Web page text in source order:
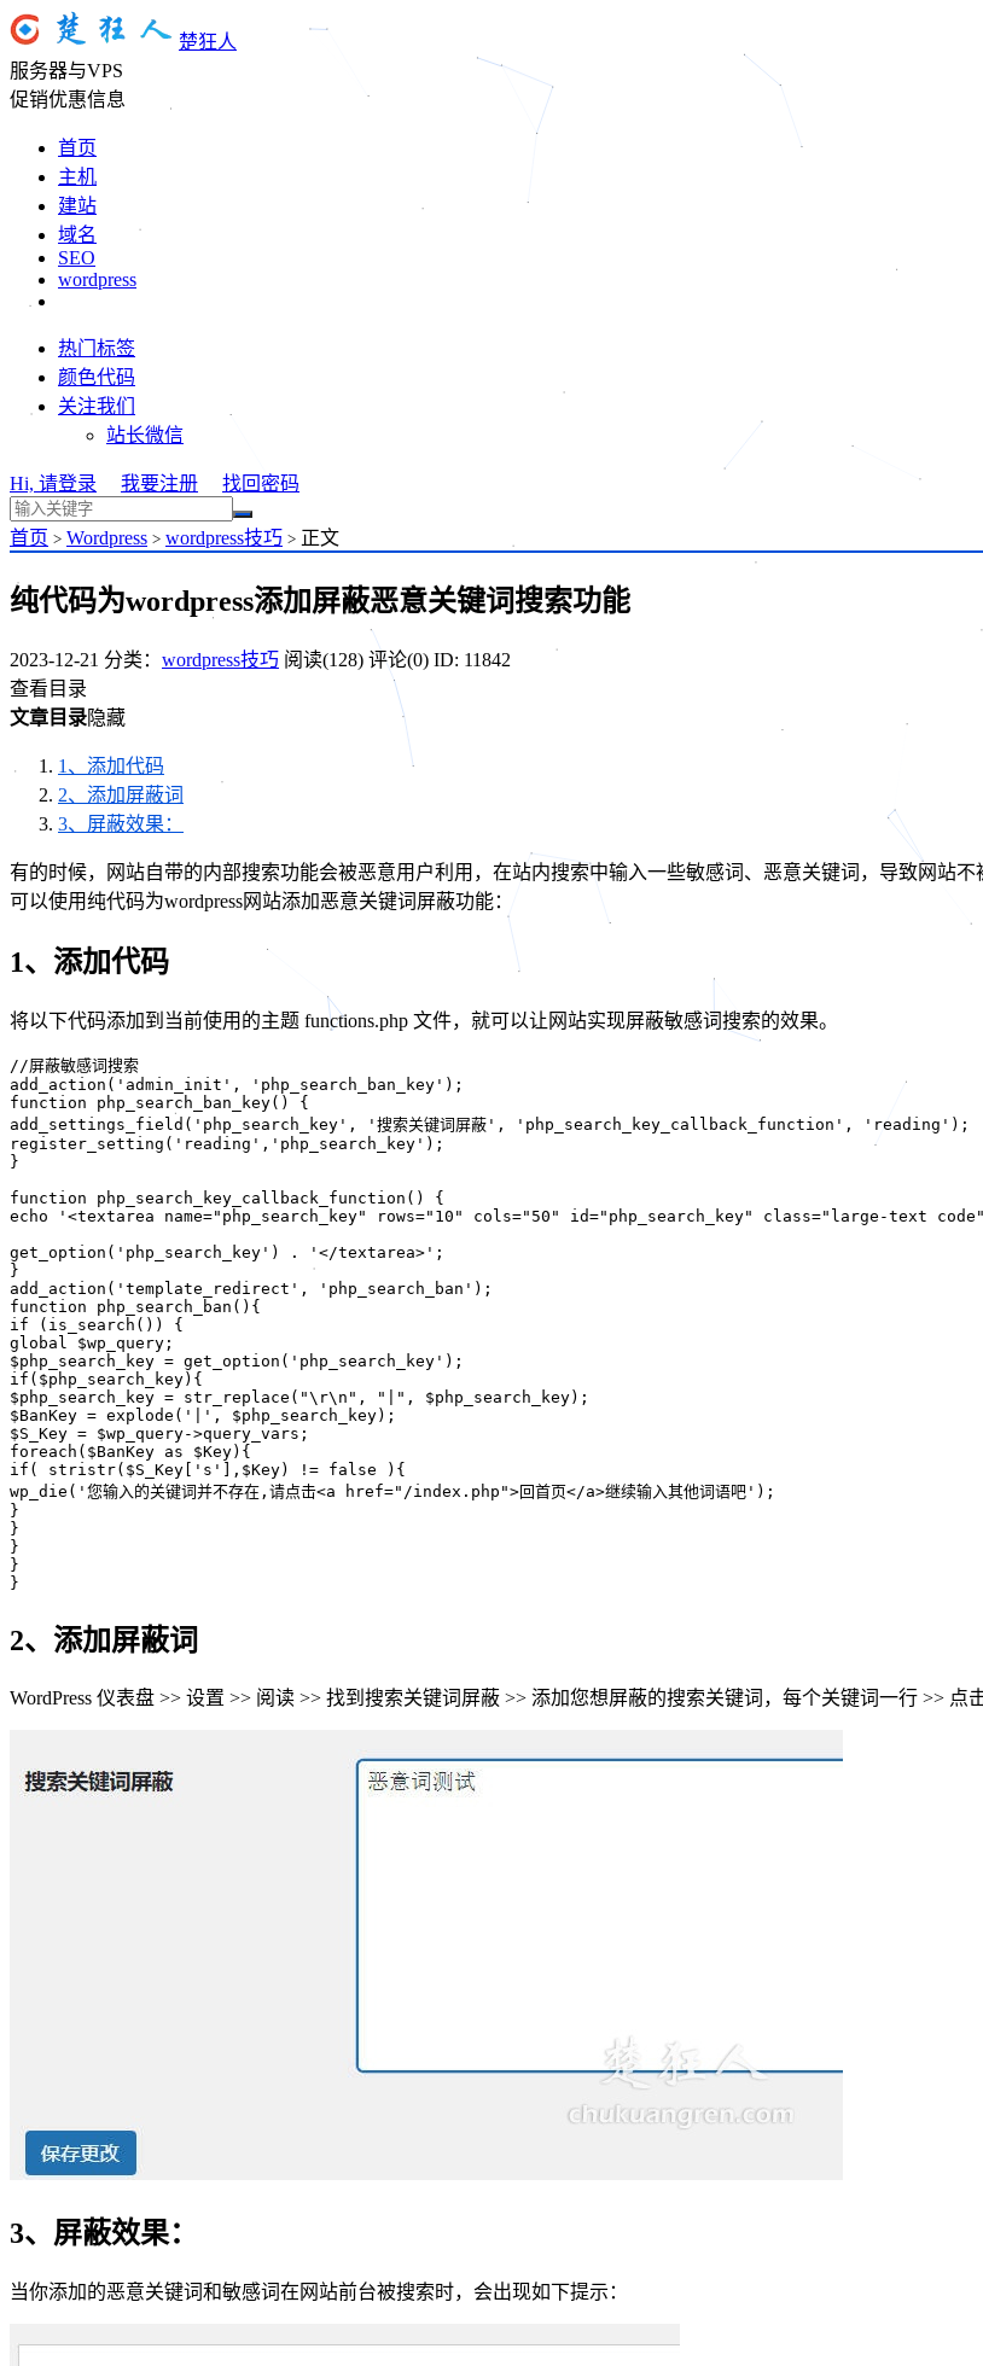
楚狂人
服务器与VPS
促销优惠信息
首页
主机
建站
域名
SEO
wordpress
热门标签
颜色代码
关注我们
站长微信
Hi, 请登录 我要注册 找回密码
首页 > Wordpress > wordpress技巧 > 正文
纯代码为wordpress添加屏蔽恶意关键词搜索功能
2023-12-21 分类： wordpress技巧 阅读(128) 评论(0) ID: 11842
查看目录
文章目录隐藏
1、添加代码
2、添加屏蔽词
3、屏蔽效果：
有的时候，网站自带的内部搜索功能会被恶意用户利用，在站内搜索中输入一些敏感词、恶意关键词，导致网站
可以使用纯代码为wordpress网站添加恶意关键词屏蔽功能：
1、添加代码
将以下代码添加到当前使用的主题 functions.php 文件，就可以让网站实现屏蔽敏感词搜索的效果。
//屏蔽敏感词搜索
add_action('admin_init', 'php_search_ban_key');
function php_search_ban_key() {
add_settings_field('php_search_key', '搜索关键词屏蔽', 'php_search_key_callback_function', 'reading');
register_setting('reading','php_search_key');
}
function php_search_key_callback_function() {
echo '<textarea name="php_search_key" rows="10" cols="50" id="php_search_key" class="large-text
get_option('php_search_key') . '</textarea>';
}
add_action('template_redirect', 'php_search_ban');
function php_search_ban(){
if (is_search()) {
global $wp_query;
$php_search_key = get_option('php_search_key');
if($php_search_key){
$php_search_key = str_replace("\r\n", "|", $php_search_key);
$BanKey = explode('|', $php_search_key);
$S_Key = $wp_query->query_vars;
foreach($BanKey as $Key){
if( stristr($S_Key['s'],$Key) != false ){
wp_die('您输入的关键词并不存在,请点击<a href="/index.php">回首页</a>继续输入其他词语吧');
}
}
}
}
2、添加屏蔽词
WordPress 仪表盘 >> 设置 >> 阅读 >> 找到搜索关键词屏蔽 >> 添加您想屏蔽的搜索关键词，每个关键词一行 >> 点
3、屏蔽效果：
当你添加的恶意关键词和敏感词在网站前台被搜索时，会出现如下提示：